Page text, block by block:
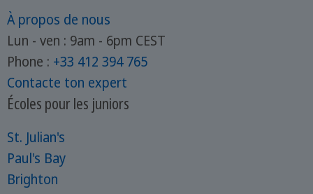
À propos de nous
Lun - ven : 9am - 6pm CEST
Phone : +33 412 394 765
Contacte ton expert
Écoles pour les juniors
St. Julian's
Paul's Bay
Brighton